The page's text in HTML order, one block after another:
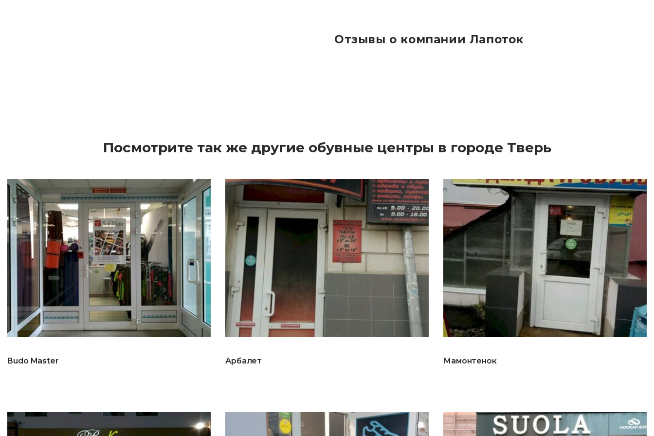
Отзывы о компании Лапоток
Посмотрите так же другие обувные центры в городе Тверь
Budo Master Арбалет Мамонтенок